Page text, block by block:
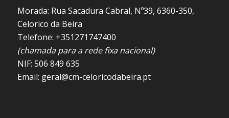
Morada: Rua Sacadura Cabral, Nº39, 6360-350,
Celorico da Beira
Telefone: +351271747400
(chamada para a rede fixa nacional)
NIF: 506 849 635
Email: geral@cm-celoricodabeira.pt